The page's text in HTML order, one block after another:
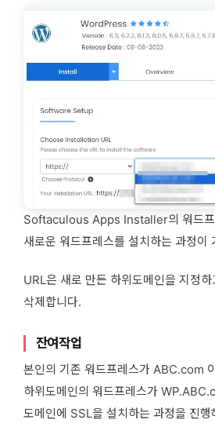
Softaculous Apps Installer의 워드프
새로운 워드프레스를 설치하는 과정이
URL은 새로 만든 하위도메인을 지정
삭제합니다.
잔여작업
본인의 기존 워드프레스가 ABC.com
하위도메인의 워드프레스가
도메인에 SSL을 설치하는 과정을 진행